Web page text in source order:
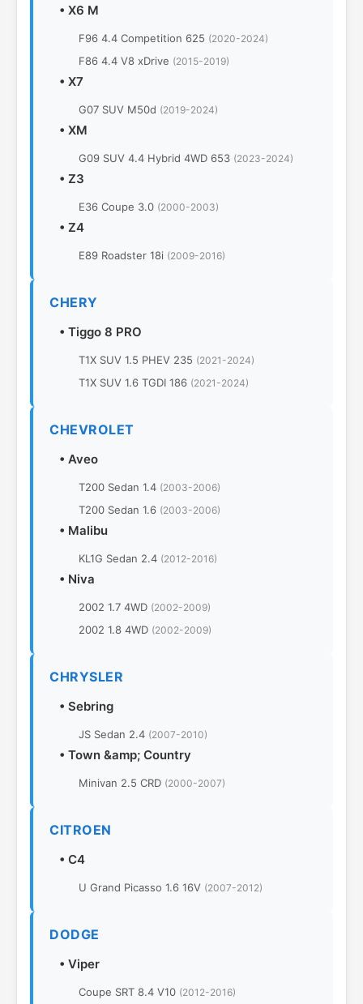
• X6 M
F96 4.4 Competition 625 (2020-2024)
F86 4.4 V8 xDrive (2015-2019)
• X7
G07 SUV M50d (2019-2024)
• XM
G09 SUV 4.4 Hybrid 4WD 653 (2023-2024)
• Z3
E36 Coupe 3.0 (2000-2003)
• Z4
E89 Roadster 18i (2009-2016)
CHERY
• Tiggo 8 PRO
T1X SUV 1.5 PHEV 235 (2021-2024)
T1X SUV 1.6 TGDI 186 (2021-2024)
CHEVROLET
• Aveo
T200 Sedan 1.4 (2003-2006)
T200 Sedan 1.6 (2003-2006)
• Malibu
KL1G Sedan 2.4 (2012-2016)
• Niva
2002 1.7 4WD (2002-2009)
2002 1.8 4WD (2002-2009)
CHRYSLER
• Sebring
JS Sedan 2.4 (2007-2010)
• Town &amp; Country
Minivan 2.5 CRD (2000-2007)
CITROEN
• C4
U Grand Picasso 1.6 16V (2007-2012)
DODGE
• Viper
Coupe SRT 8.4 V10 (2012-2016)